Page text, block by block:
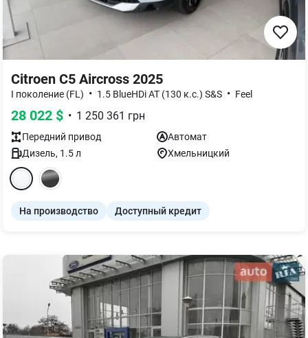
Citroen C5 Aircross 2025
I поколение (FL) • 1.5 BlueHDi AT (130 к.с.) S&S • Feel
28 022 $ • 1 250 361 грн
Передний привод
Автомат
Дизель, 1.5л Хмельницкий
На производство Доступный кредит